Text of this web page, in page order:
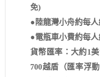
免)
●陸龍灣小舟約每人
●電瓶車小費約每人
貨幣匯率：大約1
700越盾（匯率浮